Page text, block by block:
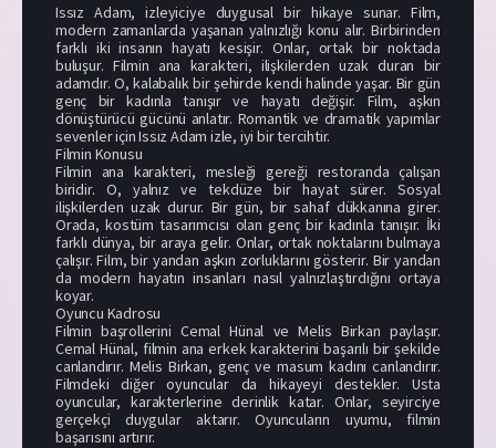
Issız Adam, izleyiciye duygusal bir hikaye sunar. Film,
modern zamanlarda yaşanan yalnızlığı konu alır. Birbirinden
farklı iki insanın hayatı kesişir. Onlar, ortak bir noktada
buluşur. Filmin ana karakteri, ilişkilerden uzak duran bir
adamdır. O, kalabalık bir şehirde kendi halinde yaşar. Bir gün
genç bir kadınla tanışır ve hayatı değişir. Film, aşkın
dönüştürücü gücünü anlatır. Romantik ve dramatik yapımlar
sevenler için Issız Adam izle, iyi bir tercihtir.
Filmin Konusu
Filmin ana karakteri, mesleği gereği restoranda çalışan
biridir. O, yalnız ve tekdüze bir hayat sürer. Sosyal
ilişkilerden uzak durur. Bir gün, bir sahaf dükkanına girer.
Orada, kostüm tasarımcısı olan genç bir kadınla tanışır. İki
farklı dünya, bir araya gelir. Onlar, ortak noktalarını bulmaya
çalışır. Film, bir yandan aşkın zorluklarını gösterir. Bir yandan
da modern hayatın insanları nasıl yalnızlaştırdığını ortaya
koyar.
Oyuncu Kadrosu
Filmin başrollerini Cemal Hünal ve Melis Birkan paylaşır.
Cemal Hünal, filmin ana erkek karakterini başarılı bir şekilde
canlandırır. Melis Birkan, genç ve masum kadını canlandırır.
Filmdeki diğer oyuncular da hikayeyi destekler. Usta
oyuncular, karakterlerine derinlik katar. Onlar, seyirciye
gerçekçi duygular aktarır. Oyuncuların uyumu, filmin
başarısını artırır.